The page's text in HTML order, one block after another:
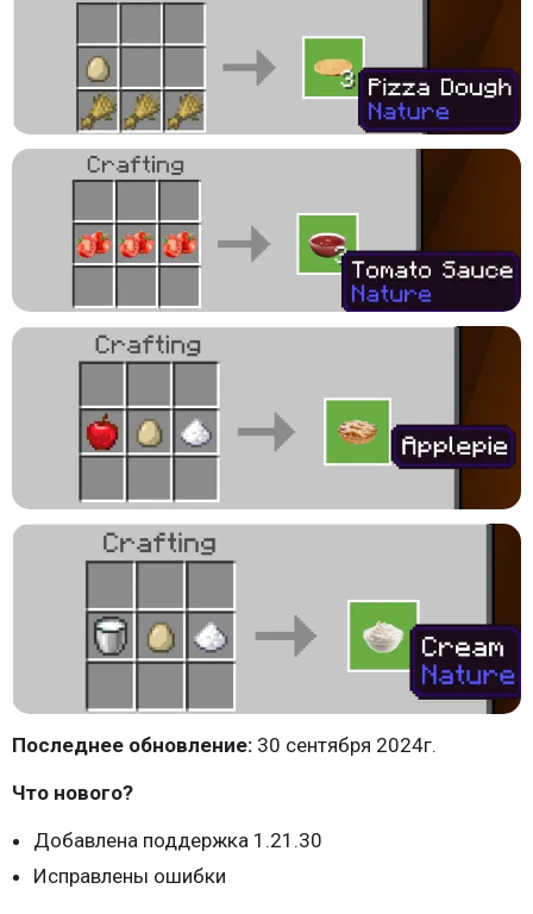
Последнее обновление: 30 сентября 2024г.
Что нового?
Добавлена поддержка 1.21.30
Исправлены ошибки